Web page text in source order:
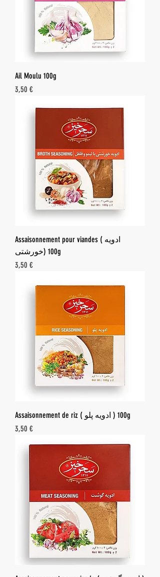
Ail Moulu 100g
Prix
3,50 €
Assaisonnement pour viandes ( ادویه
خورشتی) 100g
Prix
3,50 €
Assaisonnement de riz ( ادویه پلو ) 100g
Prix
3,50 €